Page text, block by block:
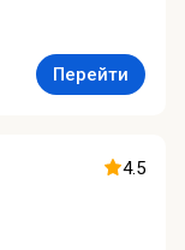
Перейти
4.5